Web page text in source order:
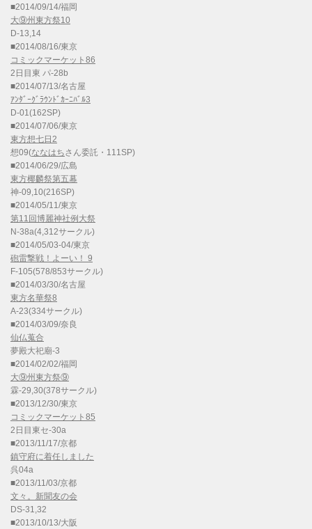
■2014/09/14/福岡
大⑨州東方祭10
D-13,14
■2014/08/16/東京
コミックマーケット86
2日目東 パ-28b
■2014/07/13/名古屋
ｱﾝﾀﾞｰｸﾞﾗｳﾝﾄﾞｶｰﾆﾊﾞﾙ3
D-01(162SP)
■2014/07/06/東京
東方想七日2
想09(ななはちさん委託・111SP)
■2014/06/29/広島
東方椰麟祭第五幕
神-09,10(216SP)
■2014/05/11/東京
第11回博麗神社例大祭
N-38a(4,312サークル)
■2014/05/03-04/東京
砲雷撃戦！よーい！ 9
F-105(578/853サークル)
■2014/03/30/名古屋
東方名華祭8
A-23(334サークル)
■2014/03/09/奈良
仙仏蒐合
夢殿大祀廟-3
■2014/02/02/福岡
大⑨州東方祭⑨
霖-29,30(378サークル)
■2013/12/30/東京
コミックマーケット85
2日目東セ-30a
■2013/11/17/京都
鎮守府に着任しました
呉04a
■2013/11/03/京都
文々。新聞友の会
DS-31,32
■2013/10/13/大阪